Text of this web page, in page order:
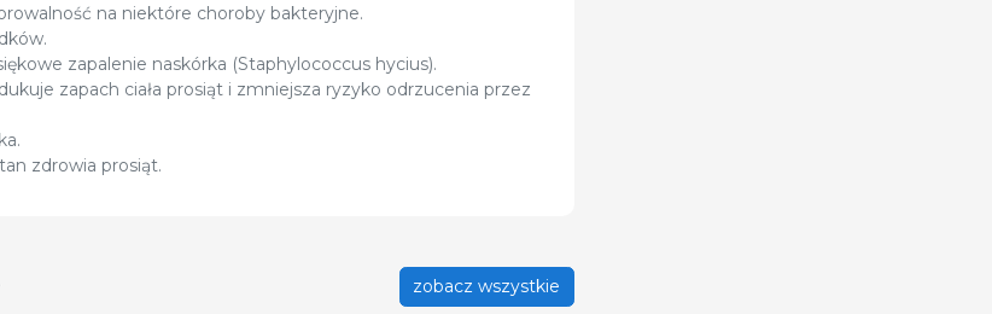
na niektóre choroby bakteryjne.
zapalenie naskórka (Staphylococcus hycius).
zapach ciała prosiąt i zmniejsza ryzyko odrzucenia przez
zdrowia prosiąt.
zobacz wszystkie